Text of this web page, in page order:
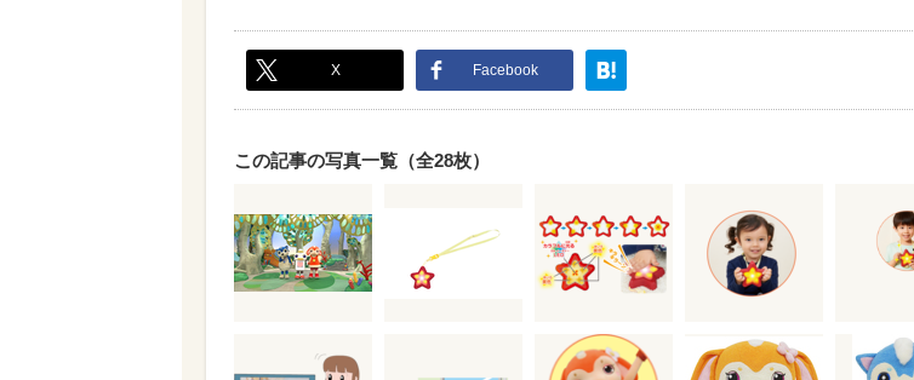
X Facebook
この記事の写真一覧（全28枚）